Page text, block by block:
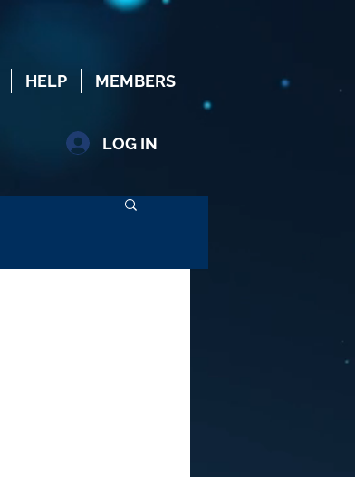
HELP MEMBERS
LOG IN